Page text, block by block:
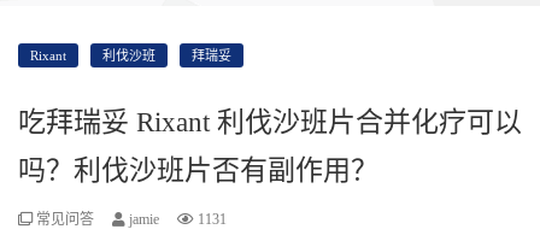
Rixant 利伐沙班 拜瑞妥
吃拜瑞妥 Rixant 利伐沙班片合并化疗可以
吗？利伐沙班片否有副作用？
常见问答 jamie 1131